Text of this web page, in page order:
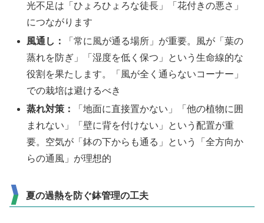
光不足は「ひょろひょろな徒長」「花付きの悪さ」
につながります
風通し：
「常に風が通る場所」が重要。風が「葉の
蒸れを防ぎ」「湿度を低く保つ」という生命線的な
役割を果たします。「風が全く通らないコーナー」
での栽培は避けるべき
蒸れ対策：
「地面に直接置かない」「他の植物に囲
まれない」「壁に背を付けない」という配置が重
要。空気が「鉢の下からも通る」という「全方向か
らの通風」が理想的
夏の過熱を防ぐ鉢管理の工夫